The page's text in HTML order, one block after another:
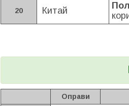
20 Китай
Оправи